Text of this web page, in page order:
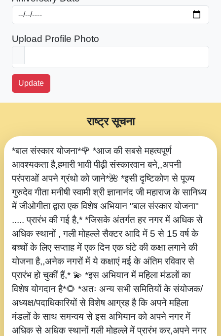
Upload Profile Photo
Update
*बाल संस्कार योजना*🌹 *आज की सबसे महत्वपूर्ण
आवश्यकता है,हमारी भावी पीढ़ी संस्कारवान बने,,अपनी
परंपराओं अपने ग्रंथो को जाने*🌺 *इसी दृष्टिकोण से पूज्य
गुरुदेव गीता मनीषी स्वामी श्री ज्ञानानंद जी महाराज के सानिध्य
में जीओगीता द्वारा एक विशेष अभियान "बाल संस्कार योजना"
..... प्रारंभ की गई है,* *जिसके अंतर्गत हर नगर में अधिक से
अधिक स्थानों , गली मोहल्ले सैक्टर आदि में 5 से 15 वर्ष के
बच्चों के लिए सप्ताह में एक दिन एक घंटे की कक्षा लगाने की
योजना है,,अनेक नगरों में ये कक्षाएं मई के अंतिम रविवार से
प्रारंभ हो चुकीं हैं,* 💫 *इस अभियान में महिला मंडलों का
विशेष योगदान है*🌻 *अतः अन्य सभी समितियों के संयोजक/
अध्यक्ष/पदाधिकारियों से विशेष आग्रह है कि अपने महिला
मंडलों के साथ समन्वय से इस अभियान को अपने नगर में
अधिक से अधिक स्थानों गली मोहल्ले में प्रारंभ कर,अपने नगर
राष्ट्र सूचना